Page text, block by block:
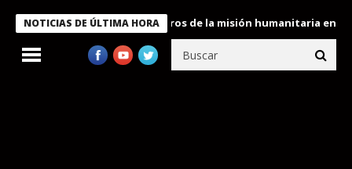
NOTICIAS DE ÚLTIMA HORA
Bukele condecora a miembros de la misión humanitaria enviada